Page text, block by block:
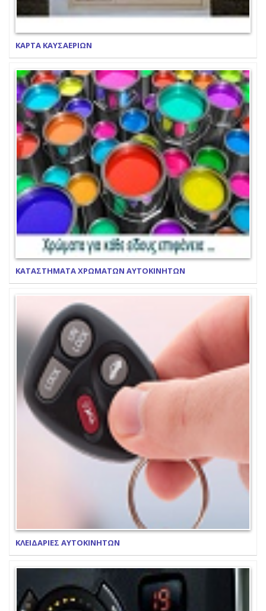
ΚΑΡΤΑ ΚΑΥΣΑΕΡΙΩΝ
ΚΑΤΑΣΤΗΜΑΤΑ ΧΡΩΜΑΤΩΝ ΑΥΤΟΚΙΝΗΤΩΝ
ΚΛΕΙΔΑΡΙΕΣ ΑΥΤΟΚΙΝΗΤΩΝ